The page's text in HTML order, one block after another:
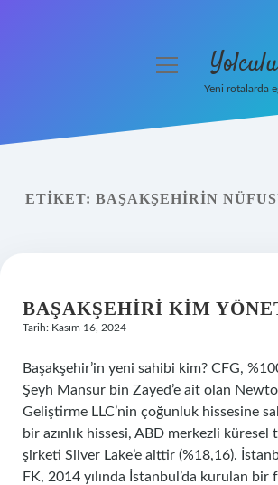
Yasal Uyarı
menüyü
Yeni rotalarda
ETIKET: BAŞAKŞEHIRIN
BAŞAKŞEHIRI KIM
Tarih: Kasım 16, 2024
Başakşehir’in yeni sahibi kim? CFG,
Şeyh Mansur bin Zayed’e ait olan
Geliştirme LLC’nin çoğunluk hissesine
bir azınlık hissesi, ABD merkezli küresel
şirketi Silver Lake’e aittir (%18,16).
FK, 2014 yılında İstanbul’da kurulan bir